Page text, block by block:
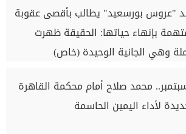
"عروس بورسعيد" يطالب بأقصى عقوبة
بإنهاء حياتها: الحقيقة ظهرت
وهي الجانية الوحيدة (خاص)
سبتمبر.. محمد صلاح أمام محكمة القاهرة
لأداء اليمين الحاسمة